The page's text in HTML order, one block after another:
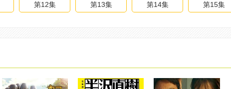
第12集 第13集 第14集 第15集